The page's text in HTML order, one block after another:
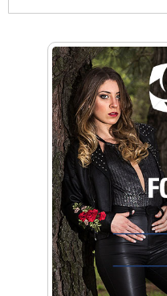
crecimiento
Arq. Horacio
Artística
Artística
Artística Veral